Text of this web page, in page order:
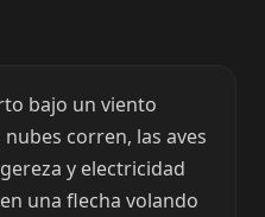
bajo un viento
corren, las aves
y electricidad
una flecha volando